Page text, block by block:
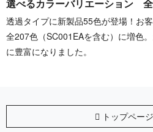
選べるカラーバリエーション
透過タイプに新製品55色が登場！お
全207色（SC001EAを含む）に増色
に豊富になりました。
トップペー